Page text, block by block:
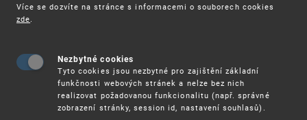
UPV
Call for Evidence: EU toolbox proti
padělání
V druhé polovině ledna letošního roku představila
Více se dozvíte na stránce s informacemi o souborech cookies
zde.
Nezbytné cookies
Tyto cookies jsou nezbytné pro zajištění základní
funkčnosti webových stránek a nelze bez nich
realizovat požadovanou funkcionalitu (např. správné
zobrazení stránky, session id, nastavení souhlasů).